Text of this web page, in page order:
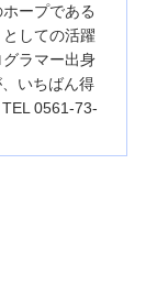
ープである
しての活躍
ラマー出身
いちばん得
0561-73-